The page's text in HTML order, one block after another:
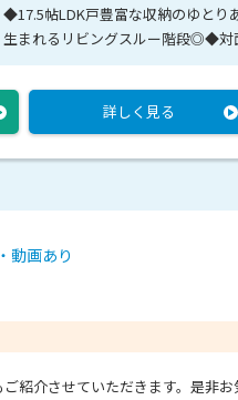
◆17.5帖LDK戸豊富な収納のゆと
生まれるリビングスルー階段◎◆対
が見られて安心♪
詳しく見る
動画あり
紹介させていただきます。 是非お